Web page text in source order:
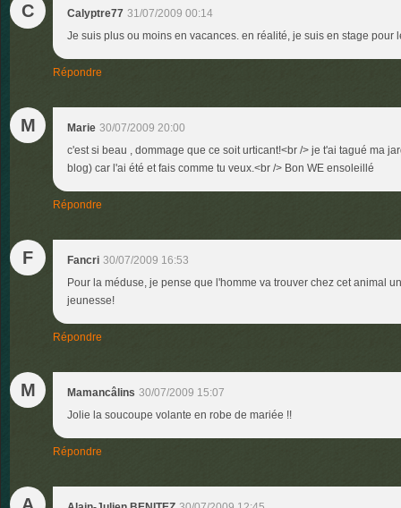
C Calyptre77 31/07/2009 00:14
Je suis plus ou moins en vacances. en réalité, je suis en stage pour
Répondre
M Marie 30/07/2009 20:00
c'est si beau , dommage que ce soit urticant!<br /> je t'ai tagué ma
blog) car l'ai été et fais comme tu veux.<br /> Bon WE ensoleillé
Répondre
F Fancri 30/07/2009 16:53
Pour la méduse, je pense que l'homme va trouver chez cet animal
jeunesse!
Répondre
M Mamancâlins 30/07/2009 15:07
Jolie la soucoupe volante en robe de mariée !!
Répondre